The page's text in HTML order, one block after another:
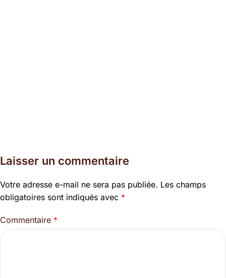
Laisser un commentaire
Votre adresse e-mail ne sera pas publiée. Les champs
obligatoires sont indiqués avec *
Commentaire *